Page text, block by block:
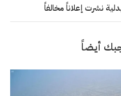
نشرت إعلاناً مخالفاً
أيضاً